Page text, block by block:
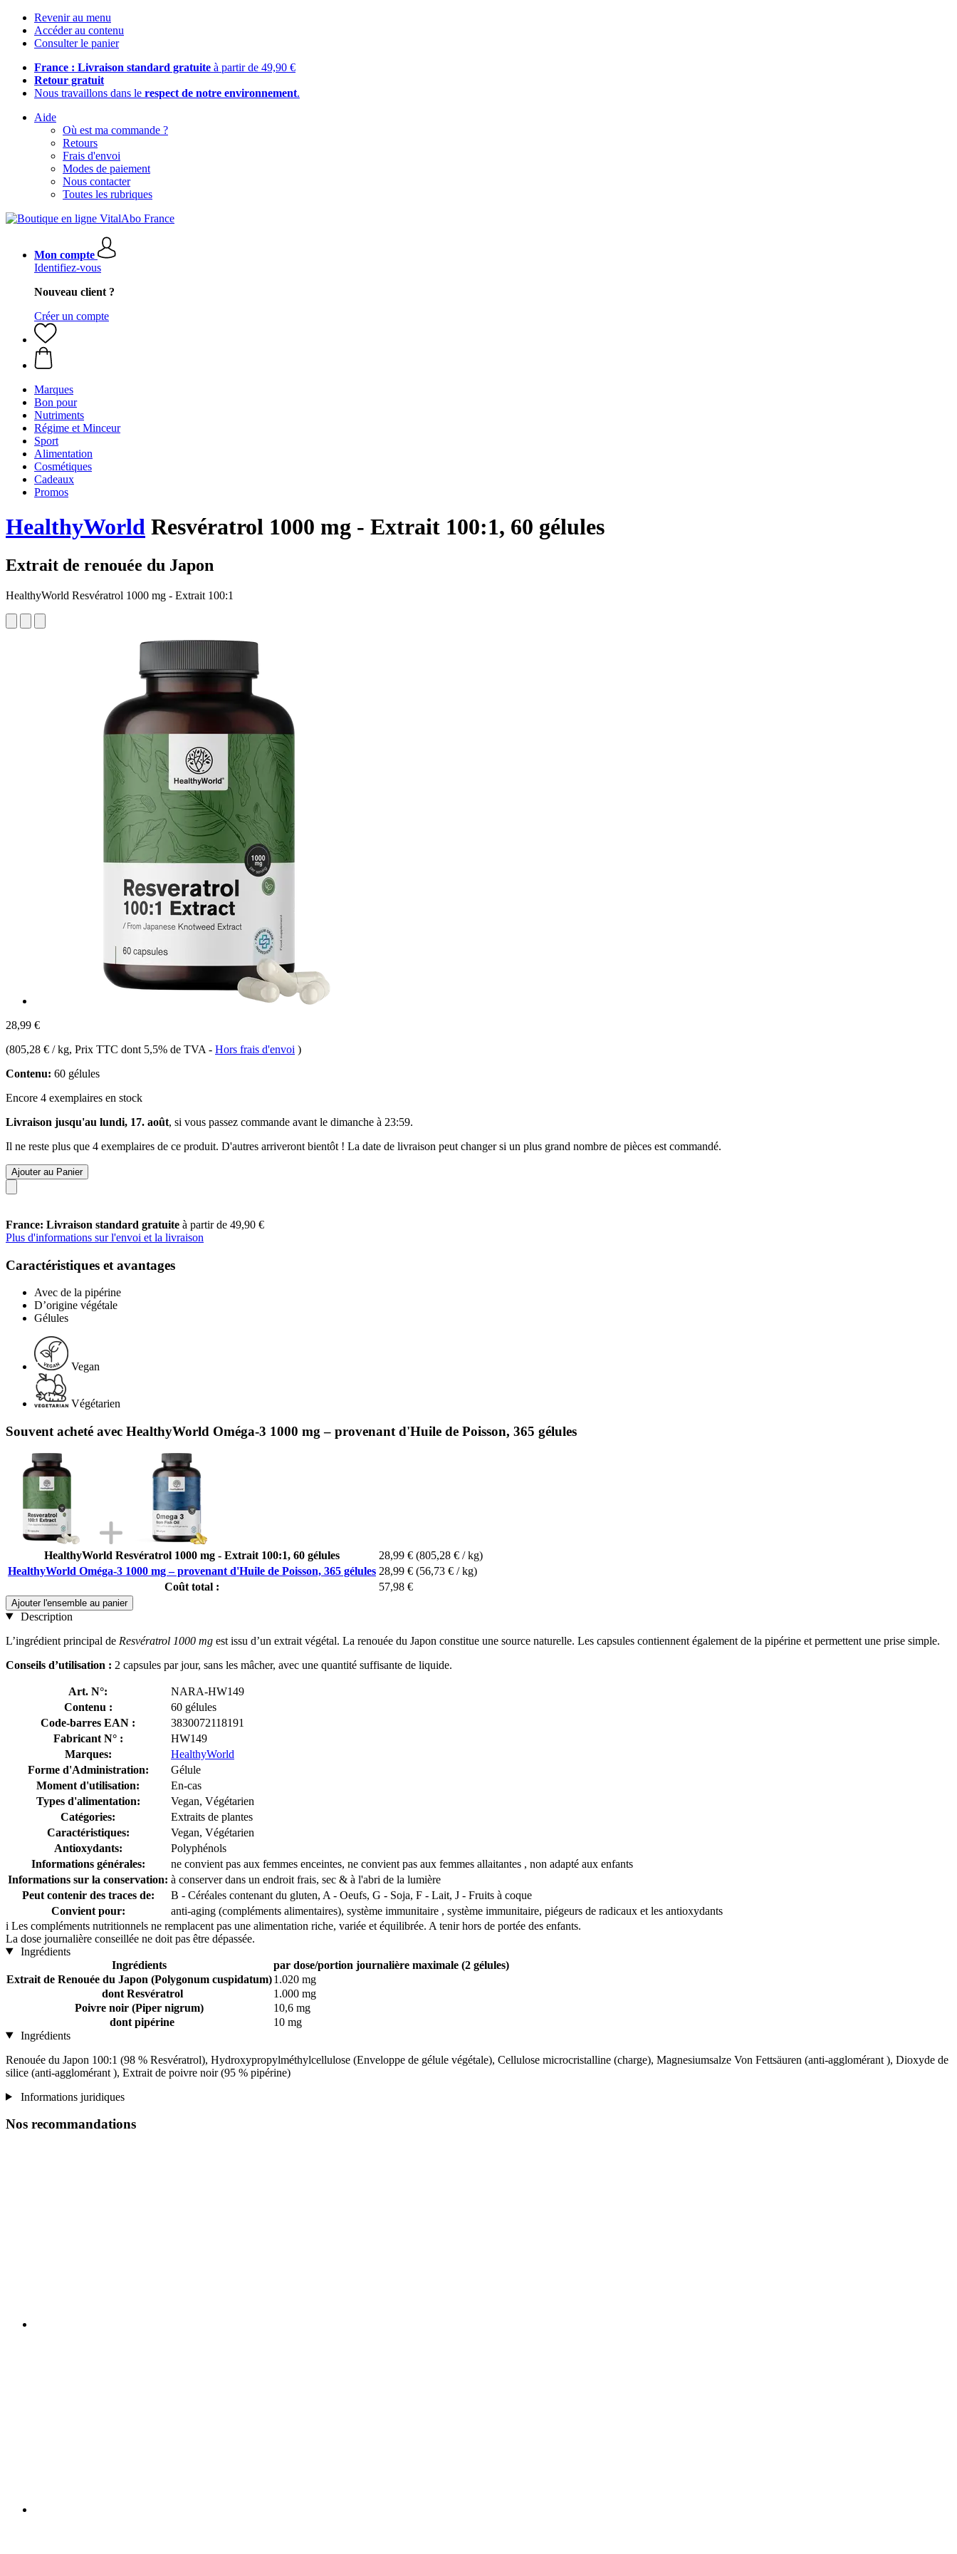
Revenir au menu
Accéder au contenu
Consulter le panier
France : Livraison standard gratuite à partir de 49,90 €
Retour gratuit
Nous travaillons dans le respect de notre environnement.
Aide
Où est ma commande ?
Retours
Frais d'envoi
Modes de paiement
Nous contacter
Toutes les rubriques
Mon compte
Identifiez-vous
Nouveau client ?
Créer un compte
Marques
Bon pour
Nutriments
Régime et Minceur
Sport
Alimentation
Cosmétiques
Cadeaux
Promos
HealthyWorld Resvératrol 1000 mg - Extrait 100:1, 60 gélules
Extrait de renouée du Japon
HealthyWorld Resvératrol 1000 mg - Extrait 100:1
28,99 €
(805,28 € / kg, Prix TTC dont 5,5% de TVA - Hors frais d'envoi )
Contenu: 60 gélules
Encore 4 exemplaires en stock
Livraison jusqu'au lundi, 17. août, si vous passez commande avant le dimanche à 23:59.
Il ne reste plus que 4 exemplaires de ce produit. D'autres arriveront bientôt ! La date de livraison peut changer si un plus grand nombre de pièces est commandé.
Ajouter au Panier
France: Livraison standard gratuite à partir de 49,90 €
Plus d'informations sur l'envoi et la livraison
Caractéristiques et avantages
Avec de la pipérine
D’origine végétale
Gélules
Vegan
Végétarien
Souvent acheté avec HealthyWorld Oméga-3 1000 mg – provenant d'Huile de Poisson, 365 gélules
HealthyWorld Resvératrol 1000 mg - Extrait 100:1, 60 gélules 28,99 € (805,28 € / kg)
HealthyWorld Oméga-3 1000 mg – provenant d'Huile de Poisson, 365 gélules 28,99 € (56,73 € / kg)
Coût total :
57,98 €
Ajouter l'ensemble au panier
Description
L’ingrédient principal de Resvératrol 1000 mg est issu d’un extrait végétal. La renouée du Japon constitue une source naturelle. Les capsules contiennent également de la pipérine et permettent une prise simple.
Conseils d’utilisation : 2 capsules par jour, sans les mâcher, avec une quantité suffisante de liquide.
Art. N°:
NARA-HW149
Contenu :
60 gélules
Code-barres EAN :
3830072118191
Fabricant N° :
HW149
Marques:
HealthyWorld
Forme d'Administration:
Gélule
Moment d'utilisation:
En-cas
Types d'alimentation:
Vegan, Végétarien
Catégories:
Extraits de plantes
Caractéristiques:
Vegan, Végétarien
Antioxydants:
Polyphénols
Informations générales:
ne convient pas aux femmes enceintes, ne convient pas aux femmes allaitantes , non adapté aux enfants
Informations sur la conservation: à conserver dans un endroit frais, sec & à l'abri de la lumière
Peut contenir des traces de:
B - Céréales contenant du gluten, A - Oeufs, G - Soja, F - Lait, J - Fruits à coque
Convient pour:
anti-aging (compléments alimentaires), système immunitaire , système immunitaire, piégeurs de radicaux et les antioxydants
i Les compléments nutritionnels ne remplacent pas une alimentation riche, variée et équilibrée. A tenir hors de portée des enfants.
La dose journalière conseillée ne doit pas être dépassée.
Ingrédients
Ingrédients
par dose/portion journalière maximale (2 gélules)
Extrait de Renouée du Japon (Polygonum cuspidatum)1.020 mg
dont Resvératrol
1.000 mg
Poivre noir (Piper nigrum)
10,6 mg
dont pipérine
10 mg
Ingrédients
Renouée du Japon 100:1 (98 % Resvératrol), Hydroxypropylméthylcellulose (Enveloppe de gélule végétale), Cellulose microcristalline (charge), Magnesiumsalze Von Fettsäuren (anti-agglomérant ), Dioxyde de
silice (anti-agglomérant ), Extrait de poivre noir (95 % pipérine)
Informations juridiques
Nos recommandations